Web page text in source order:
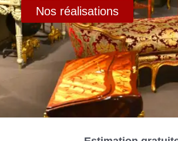
Nos réalisations